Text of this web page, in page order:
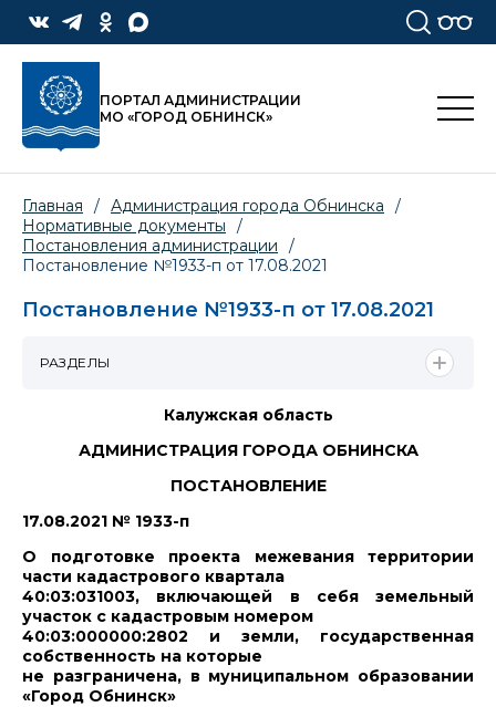
ПОРТАЛ АДМИНИСТРАЦИИ
МО «ГОРОД ОБНИНСК»
Главная / Администрация города Обнинска
/
Нормативные документы
/
Постановления администрации
/
Постановление №1933-п от 17.08.2021
Постановление №1933-п от 17.08.2021
Калужская область
АДМИНИСТРАЦИЯ ГОРОДА ОБНИНСКА
ПОСТАНОВЛЕНИЕ
17.08.2021 № 1933-п
О подготовке проекта межевания территории
части кадастрового квартала
40:03:031003, включающей в себя земельный
участок с кадастровым номером
40:03:000000:2802 и земли, государственная
собственность на которые
не разграничена, в муниципальном образовании
«Город Обнинск»
РАЗДЕЛЫ